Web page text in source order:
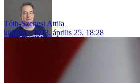
Tóth-Szenesi Attila
külföld
2023. április 25. 18:28